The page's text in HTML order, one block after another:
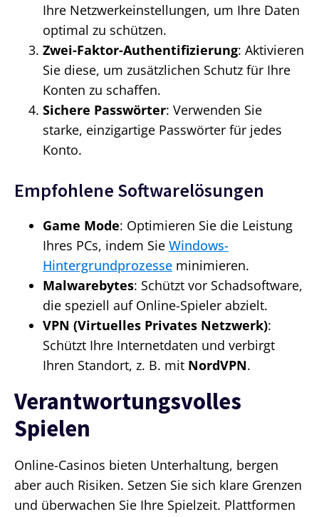
Ihre Netzwerkeinstellungen, um Ihre Daten
optimal zu schützen.
Zwei-Faktor-Authentifizierung: Aktivieren
Sie diese, um zusätzlichen Schutz für Ihre
Konten zu schaffen.
Sichere Passwörter: Verwenden Sie
starke, einzigartige Passwörter für jedes
Konto.
Empfohlene Softwarelösungen
Game Mode: Optimieren Sie die Leistung
Ihres PCs, indem Sie Windows-
Hintergrundprozesse minimieren.
Malwarebytes: Schützt vor Schadsoftware,
die speziell auf Online-Spieler abzielt.
VPN (Virtuelles Privates Netzwerk):
Schützt Ihre Internetdaten und verbirgt
Ihren Standort, z. B. mit NordVPN.
Verantwortungsvolles
Spielen
Online-Casinos bieten Unterhaltung, bergen
aber auch Risiken. Setzen Sie sich klare Grenzen
und überwachen Sie Ihre Spielzeit. Plattformen